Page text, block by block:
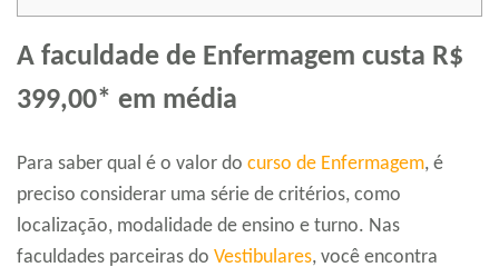
A faculdade de Enfermagem custa R$
399,00* em média
Para saber qual é o valor do curso de Enfermagem, é
preciso considerar uma série de critérios, como
localização, modalidade de ensino e turno. Nas
faculdades parceiras do Vestibulares, você encontra